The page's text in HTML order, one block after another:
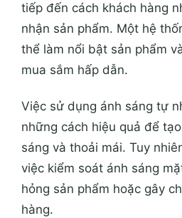
tiếp đến cách khách hàng
nhận sản phẩm. Một hệ
thể làm nổi bật sản phẩm
mua sắm hấp dẫn.
Việc sử dụng ánh sáng tự
những cách hiệu quả để
sáng và thoải mái. Tuy
việc kiểm soát ánh sáng
hỏng sản phẩm hoặc gây
hàng.